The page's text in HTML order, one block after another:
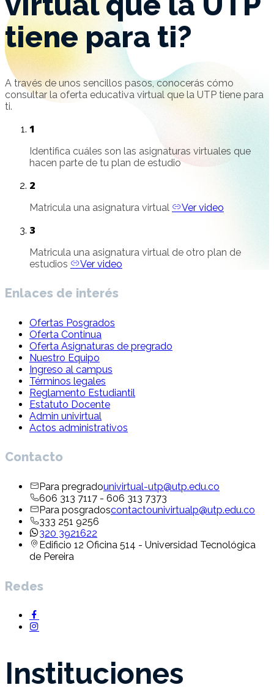
tiene para ti?
A través de unos sencillos pasos, conocerás cómo
consultar la oferta educativa virtual que la UTP tiene para
ti.
1
Identifica cuáles son las asignaturas virtuales que
hacen parte de tu plan de estudio
2
Matricula una asignatura virtual Ver video
3
Matricula una asignatura virtual de otro plan de
estudios
Ver video
Enlaces de interés
Ofertas Posgrados
Oferta Continua
Oferta Asignaturas de pregrado
Nuestro Equipo
Ingreso al campus
Términos legales
Reglamento Estudiantil
Estatuto Docente
Admin univirtual
Actos administrativos
Contacto
Para pregradounivirtual-utp@utp.edu.co
606 313 7117 - 606 313 7373
Para posgradoscontactounivirtualp@utp.edu.co
333 251 9256
320 3921622
Edificio 12 Oficina 514 - Universidad Tecnológica
de Pereira
Redes
Instituciones